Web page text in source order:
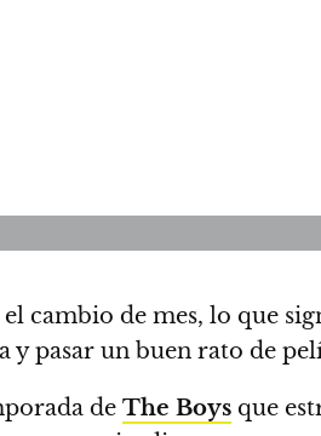
cambio de mes, lo que
pasar un buen rato de
de The Boys que